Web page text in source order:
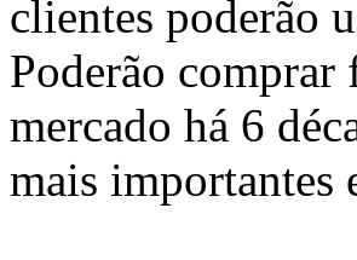
clientes poderão
Poderão comprar
mercado há 6
mais importantes